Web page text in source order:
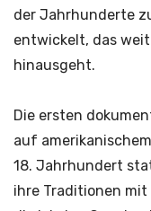
der Jahrhunderte
entwickelt, das
hinausgeht.
Die ersten
auf
18. Jahrhundert
ihre Traditionen mit